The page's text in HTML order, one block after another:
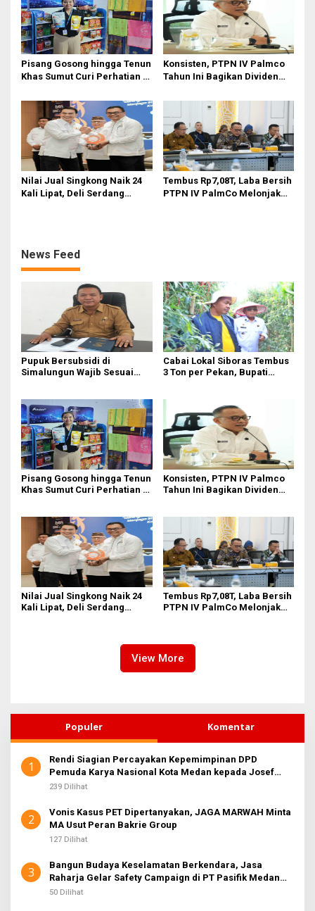
Pisang Gosong hingga Tenun
Khas Sumut Curi Perhatian di
Konsisten, PTPN IV Palmco
Tahun Ini Bagikan Dividen
Nilai Jual Singkong Naik 24
Kali Lipat, Deli Serdang
Tembus Rp7,08T, Laba Bersih
PTPN IV PalmCo Melonjak
News Feed
Pupuk Bersubsidi di
Simalungun Wajib Sesuai
Cabai Lokal Siboras Tembus
3 Ton per Pekan, Bupati
Pisang Gosong hingga Tenun
Khas Sumut Curi Perhatian di
Konsisten, PTPN IV Palmco
Tahun Ini Bagikan Dividen
Nilai Jual Singkong Naik 24
Kali Lipat, Deli Serdang
Tembus Rp7,08T, Laba Bersih
PTPN IV PalmCo Melonjak
View More
Populer Komentar
1
Rendi Siagian Percayakan Kepemimpinan DPD
Pemuda Karya Nasional Kota Medan kepada Josef
Sembiring
239 Dilihat
2
Vonis Kasus PET Dipertanyakan, JAGA MARWAH Minta
MA Usut Peran Bakrie Group
127 Dilihat
3
Bangun Budaya Keselamatan Berkendara, Jasa
Raharja Gelar Safety Campaign di PT Pasifik Medan
Industri
50 Dilihat